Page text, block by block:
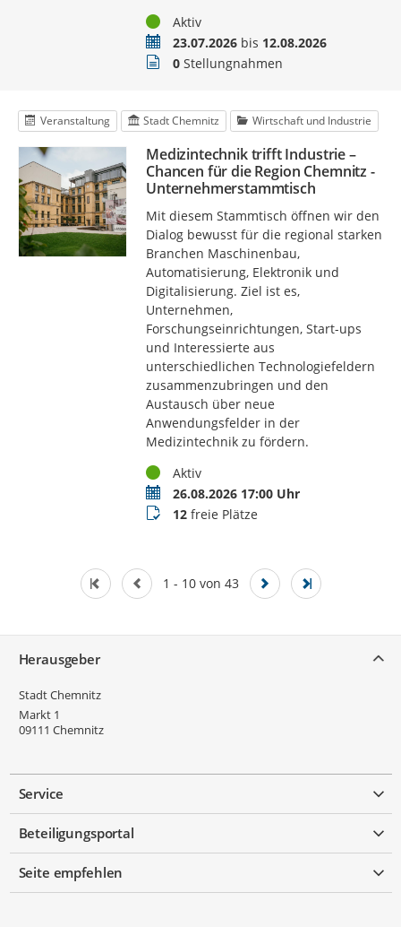
StatusAktiv
Zeitraum23.07.2026bis 12.08.2026
Stellungnahmen
0Stellungnahmen
Veranstaltung Stadt Chemnitz Wirtschaft und Industrie
Medizintechnik trifft Industrie –
Chancen für die Region Chemnitz -
Unternehmerstammtisch
Mit diesem Stammtisch öffnen wir den
Dialog bewusst für die regional starken
Branchen Maschinenbau,
Automatisierung, Elektronik und
Digitalisierung. Ziel ist es,
Unternehmen,
Forschungseinrichtungen, Start-ups
und Interessierte aus
unterschiedlichen Technologiefeldern
zusammenzubringen und den
Austausch über neue
Anwendungsfelder in der
Medizintechnik zu fördern.
StatusAktiv
Termin26.08.2026 17:00 Uhr
Buchungsstatus
12freie Plätze
1 - 10 von 43
Herausgeber
Stadt Chemnitz
Markt 1
09111 Chemnitz
Service
Beteiligungsportal
Seite empfehlen